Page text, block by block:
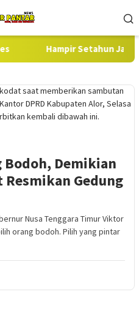
Hampir Setahun Jaksa
Bodoh, Demikian
Resmikan Gedung
Nusa Tenggara Timur Viktor
orang bodoh. Pilih yang pintar